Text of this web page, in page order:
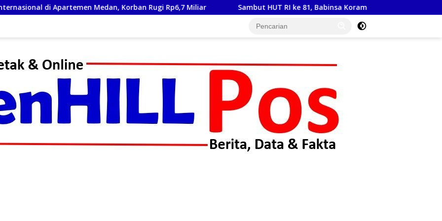
Apartemen Medan, Korban Rugi Rp6,7 Miliar Sambut HUT RI ke 81, Babinsa Koramil 15/Habinsaran Latih